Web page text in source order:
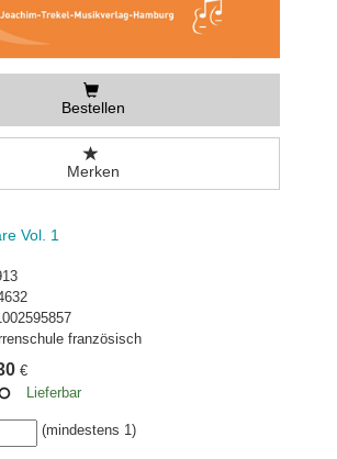
Bestellen
Merken
Vol. 1
französisch
€
Lieferbar
(mindestens 1)